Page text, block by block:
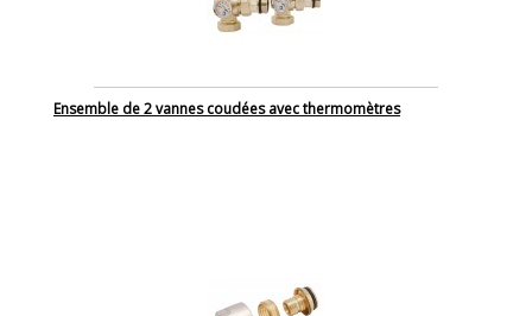
Ensemble de 2 vannes coudées avec thermomètres